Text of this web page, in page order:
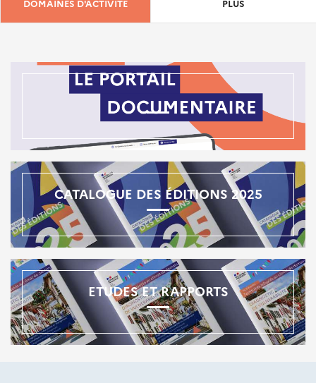
DOMAINES D'ACTIVITÉ PLUS
CATALOGUE DES ÉDITIONS 2025
ETUDES ET RAPPORTS